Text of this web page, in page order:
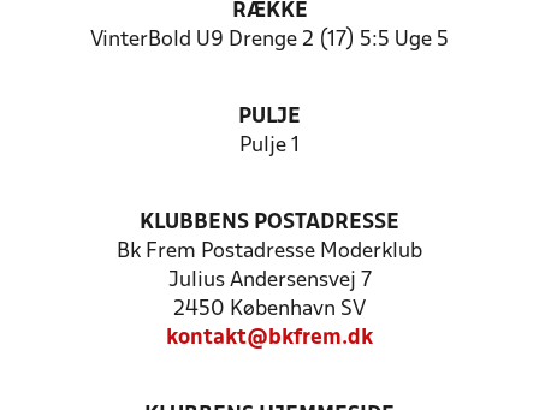
RÆKKE
VinterBold U9 Drenge 2 (17) 5:5 Uge 5
PULJE
Pulje 1
KLUBBENS POSTADRESSE
Bk Frem Postadresse Moderklub
Julius Andersensvej 7
2450 København SV
kontakt@bkfrem.dk